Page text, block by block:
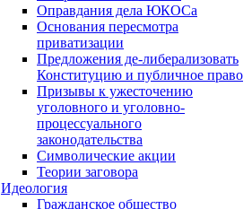
Оправдания дела ЮКОСа
Основания пересмотра
приватизации
Предложения де-либерализовать
Конституцию и публичное право
Призывы к ужесточению
уголовного и уголовно-
процессуального
законодательства
Символические акции
Теории заговора
Идеология
Гражданское общество